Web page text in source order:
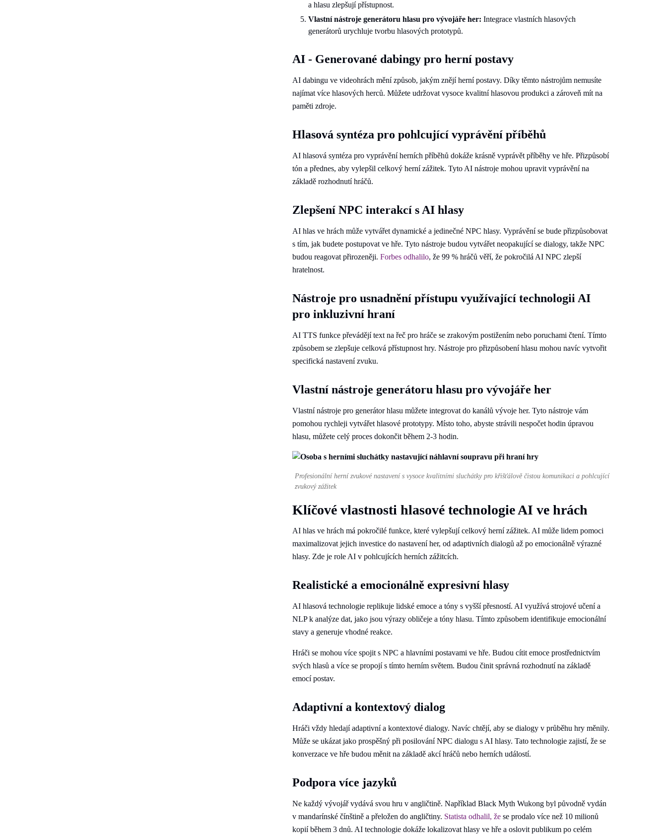
a hlasu zlepšují přístupnost.
Vlastní nástroje generátoru hlasu pro vývojáře her: Integrace vlastních hlasových
generátorů urychluje tvorbu hlasových prototypů.
AI - Generované dabingy pro herní postavy
AI dabingu ve videohrách mění způsob, jakým znějí herní postavy. Díky těmto nástrojům nemusíte
najímat více hlasových herců. Můžete udržovat vysoce kvalitní hlasovou produkci a zároveň mít na
paměti zdroje.
Hlasová syntéza pro pohlcující vyprávění příběhů
AI hlasová syntéza pro vyprávění herních příběhů dokáže krásně vyprávět příběhy ve hře. Přizpůsobí
tón a přednes, aby vylepšil celkový herní zážitek. Tyto AI nástroje mohou upravit vyprávění na
základě rozhodnutí hráčů.
Zlepšení NPC interakcí s AI hlasy
AI hlas ve hrách může vytvářet dynamické a jedinečné NPC hlasy. Vyprávění se bude přizpůsobovat
s tím, jak budete postupovat ve hře. Tyto nástroje budou vytvářet neopakující se dialogy, takže NPC
budou reagovat přirozeněji. Forbes odhalilo, že 99 % hráčů věří, že pokročilá AI NPC zlepší
hratelnost.
Nástroje pro usnadnění přístupu využívající technologii AI
pro inkluzivní hraní
AI TTS funkce převádějí text na řeč pro hráče se zrakovým postižením nebo poruchami čtení. Tímto
způsobem se zlepšuje celková přístupnost hry. Nástroje pro přizpůsobení hlasu mohou navíc vytvořit
specifická nastavení zvuku.
Vlastní nástroje generátoru hlasu pro vývojáře her
Vlastní nástroje pro generátor hlasu můžete integrovat do kanálů vývoje her. Tyto nástroje vám
pomohou rychleji vytvářet hlasové prototypy. Místo toho, abyste strávili nespočet hodin úpravou
hlasu, můžete celý proces dokončit během 2-3 hodin.
Profesionální herní zvukové nastavení s vysoce kvalitními sluchátky pro křišťálově čistou komunikaci a pohlcující
zvukový zážitek
Klíčové vlastnosti hlasové technologie AI ve hrách
AI hlas ve hrách má pokročilé funkce, které vylepšují celkový herní zážitek. AI může lidem pomoci
maximalizovat jejich investice do nastavení her, od adaptivních dialogů až po emocionálně výrazné
hlasy. Zde je role AI v pohlcujících herních zážitcích.
Realistické a emocionálně expresivní hlasy
AI hlasová technologie replikuje lidské emoce a tóny s vyšší přesností. AI využívá strojové učení a
NLP k analýze dat, jako jsou výrazy obličeje a tóny hlasu. Tímto způsobem identifikuje emocionální
stavy a generuje vhodné reakce.
Hráči se mohou více spojit s NPC a hlavními postavami ve hře. Budou cítit emoce prostřednictvím
svých hlasů a více se propojí s tímto herním světem. Budou činit správná rozhodnutí na základě
emocí postav.
Adaptivní a kontextový dialog
Hráči vždy hledají adaptivní a kontextové dialogy. Navíc chtějí, aby se dialogy v průběhu hry měnily.
Může se ukázat jako prospěšný při posilování NPC dialogu s AI hlasy. Tato technologie zajistí, že se
konverzace ve hře budou měnit na základě akcí hráčů nebo herních událostí.
Podpora více jazyků
Ne každý vývojář vydává svou hru v angličtině. Například Black Myth Wukong byl původně vydán
v mandarínské čínštině a přeložen do angličtiny. Statista odhalil, že se prodalo více než 10 milionů
kopií během 3 dnů. AI technologie dokáže lokalizovat hlasy ve hře a oslovit publikum po celém